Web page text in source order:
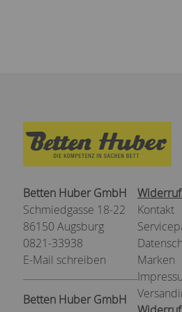
Betten Huber GmbH
Schmiedgasse 18-22
86150 Augsburg
0821-33938
E-Mail schreiben
Betten Huber GmbH
Kontakt
Marken